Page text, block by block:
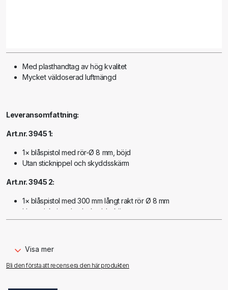
Med plasthandtag av hög kvalitet
Mycket väldoserad luftmängd
Leveransomfattning:
Art.nr. 3945 1:
1× blåspistol med rör-Ø 8 mm, böjd
Utan sticknippel och skyddsskärm
Art.nr. 3945 2:
1× blåspistol med 300 mm långt rakt rör Ø 8 mm
Utan sticknippel och skyddsskärm
Visa mer
Bli den första att recensera den här produkten